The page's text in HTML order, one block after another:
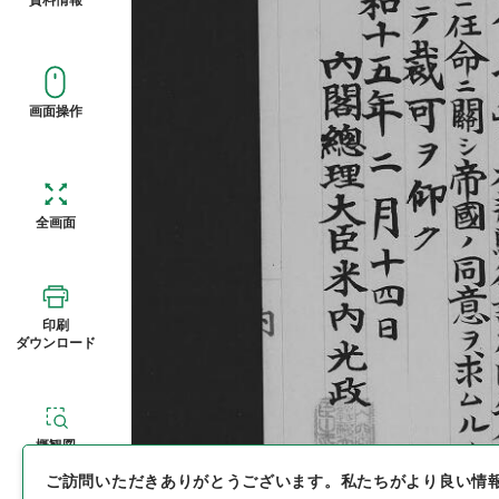
画面操作
全画面
印刷
ダウンロード
概観図
ご訪問いただきありがとうございます。 私たちがより良い情